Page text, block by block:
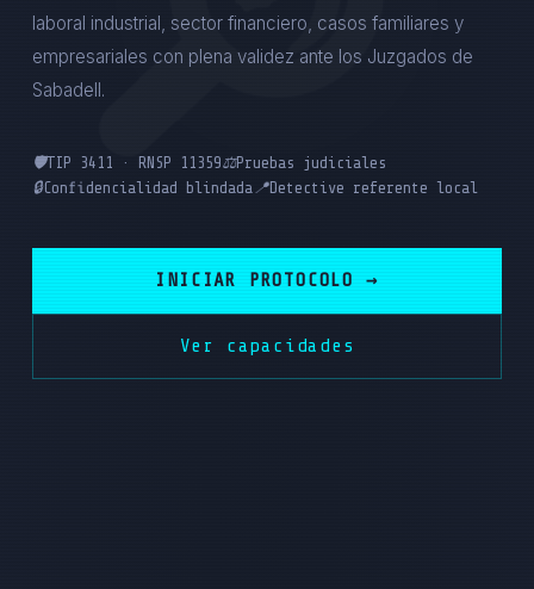
laboral industrial, sector financiero, casos familiares y
empresariales con plena validez ante los Juzgados de
Sabadell.
🛡️TIP 3411 · RNSP 11359⚖️Pruebas judiciales
🔒Confidencialidad blindada 📍Detective referente local
INICIAR PROTOCOLO →
Ver capacidades